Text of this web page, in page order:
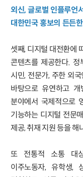
외신, 글로벌 인플루언
대한민국 홍보의 든든
셋째, 디지털 대전환에
콘텐츠를 제공한다.
시민, 전문가, 주한 외
바탕으로 유연하고
분야에서 국제적으로
기능하는 디지털 전문
제공, 취재 지원 등을 해
또 전통적 소통 대
이주노동자, 유학생,